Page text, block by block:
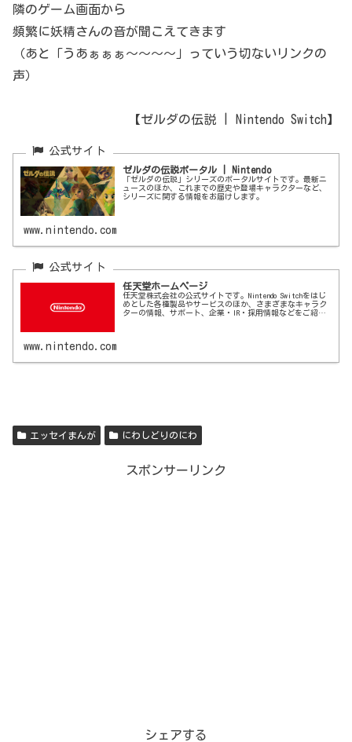
隣のゲーム画面から
頻繁に妖精さんの音が聞こえてきます
（あと「うあぁぁぁ～～～～」っていう切ないリンクの
声）
【ゼルダの伝説 | Nintendo Switch】
ゼルダの伝説ポータル | Nintendo
「ゼルダの伝説」シリーズのポータルサイトです。最新ニ
ュースのほか、これまでの歴史や登場キャラクターなど、
シリーズに関する情報をお届けします。
www.nintendo.com
任天堂ホームページ
任天堂株式会社の公式サイトです。Nintendo Switchをはじ
めとした各種製品やサービスのほか、さまざまなキャラク
ターの情報、サポート、企業・IR・採用情報などをご紹介
www.nintendo.com
エッセイまんが にわしどりのにわ
スポンサーリンク
シェアする